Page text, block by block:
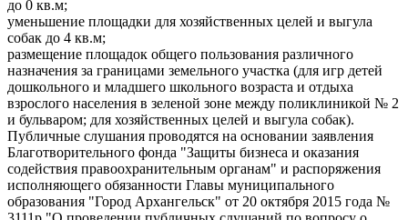
до 0 кв.м;
уменьшение площадки для хозяйственных целей и выгула
собак до 4 кв.м;
размещение площадок общего пользования различного
назначения за границами земельного участка (для игр детей
дошкольного и младшего школьного возраста и отдыха
взрослого населения в зеленой зоне между поликлиникой № 2
и бульваром; для хозяйственных целей и выгула собак).
Публичные слушания проводятся на основании заявления
Благотворительного фонда "Защиты бизнеса и оказания
содействия правоохранительным органам" и распоряжения
исполняющего обязанности Главы муниципального
образования "Город Архангельск" от 20 октября 2015 года №